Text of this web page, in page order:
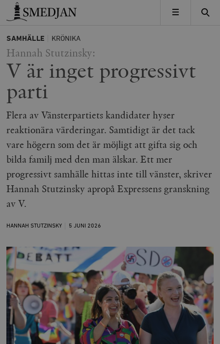
Timbro
MENY
SAMHÄLLE KRÖNIKA
Hannah Stutzinsky:
V är inget progressivt
parti
Flera av Vänsterpartiets kandidater hyser
reaktionära värderingar. Samtidigt är det tack
vare högern som det är möjligt att gifta sig och
bilda familj med den man älskar. Ett mer
progressivt samhälle hittas inte till vänster, skriver
Hannah Stutzinsky apropå Expressens granskning
av V.
HANNAH STUTZINSKY 5 JUNI 2026